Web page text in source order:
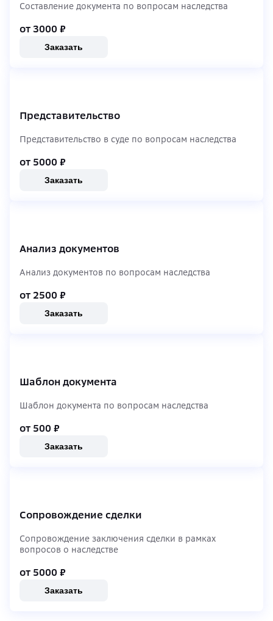
Составление документа по вопросам наследства
от 3000 ₽
Заказать
Представительство
Представительство в суде по вопросам наследства
от 5000 ₽
Заказать
Анализ документов
Анализ документов по вопросам наследства
от 2500 ₽
Заказать
Шаблон документа
Шаблон документа по вопросам наследства
от 500 ₽
Заказать
Сопровождение сделки
Сопровождение заключения сделки в рамках
вопросов о наследстве
от 5000 ₽
Заказать